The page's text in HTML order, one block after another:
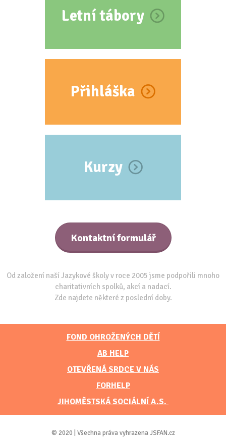
Letní tábory
Přihláška
Kurzy
Kontaktní formulář
Od založení naší Jazykové školy v roce 2005 jsme podpořili mnoho
charitativních spolků, akcí a nadací.
Zde najdete některé z poslední doby.
FOND OHROŽENÝCH DĚTÍ
AB HELP
OTEVŘENÁ SRDCE V NÁS
FORHELP
JIHOMĚSTSKÁ SOCIÁLNÍ A.S.
© 2020 | Všechna práva vyhrazena JSFAN.cz